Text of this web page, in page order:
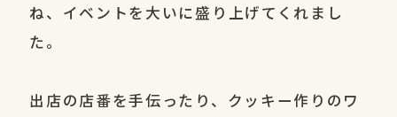
ね、イベントを大いに盛り上げてくれまし
た。
出店の店番を手伝ったり、クッキー作りのワ